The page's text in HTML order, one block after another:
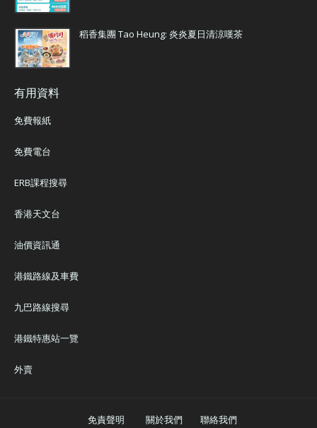
稻香集團 Tao Heung: 炎炎夏日清涼嘆茶
有用資料
免費報紙
免費電台
ERB課程搜尋
香港天文台
油價資訊通
港鐵路線及車費
九巴路線搜尋
港鐵特惠站一覽
外賣
免責聲明 關於我們 聯絡我們